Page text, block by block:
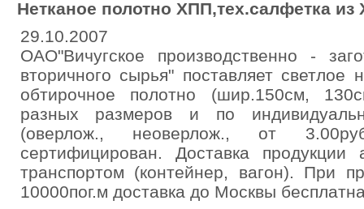
Нетканое полотно ХПП,тех.салфетка из
29.10.2007
ОАО"Вичугское производственно -
вторичного сырья" поставляет светлое
обтирочное полотно (шир.150см,
разных размеров и по
(оверлож., неоверлож., от
сертифицирован. Доставка продукции
транспортом (контейнер, вагон). При
10000пог.м доставка до Москвы